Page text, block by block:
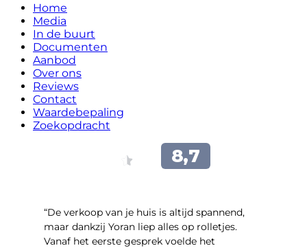
Home
Media
In de buurt
Documenten
Aanbod
Over ons
Reviews
Contact
Waardebepaling
Zoekopdracht
“​De verkoop van je huis is altijd spannend,
maar dankzij Yoran liep alles op rolletjes.
Vanaf het eerste gesprek voelde het